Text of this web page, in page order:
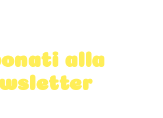
di
Giulia
Massetto
alla